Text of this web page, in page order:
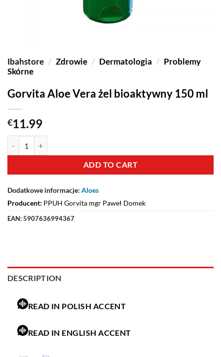
Ibahstore / Zdrowie / Dermatologia / Problemy
Skórne
Gorvita Aloe Vera żel bioaktywny 150 ml
€11.99
ADD TO CART
Dodatkowe informacje: Aloes
Producent: PPUH Gorvita mgr Paweł Domek
EAN:5907636994367
DESCRIPTION
READ IN POLISH ACCENT
READ IN ENGLISH ACCENT